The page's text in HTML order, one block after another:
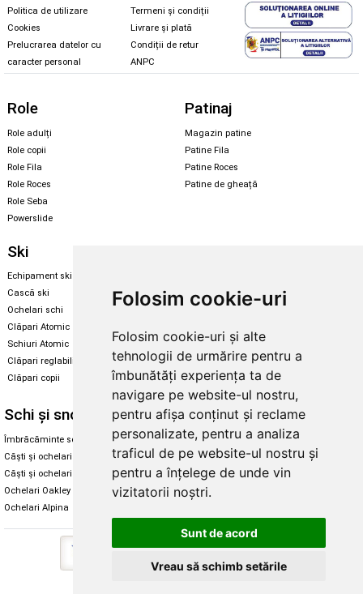
Folosim cookie-uri
Folosim cookie-uri și alte
tehnologii de urmărire pentru a
îmbunătăți experiența ta de
navigare pe website-ul nostru,
pentru afișa conținut și reclame
personalizate, pentru a analiza
traficul de pe website-ul nostru și
pentru a înțelege de unde vin
vizitatorii noștri.
Sunt de acord
Vreau să schimb setările
Politica de utilizare
Cookies
Prelucrarea datelor cu
caracter personal
Termeni și condiții
Livrare și plată
Condiții de retur
ANPC
Role
Role adulți
Role copii
Role Fila
Role Roces
Role Seba
Powerslide
Patinaj
Magazin patine
Patine Fila
Patine Roces
Patine de gheață
Ski
Echipament ski
Cască ski
Ochelari schi
Clăpari Atomic
Schiuri Atomic
Clăpari reglabili
Clăpari copii
Echipament snowboard
Skate & longboard
Santa Cruz
Enuff Skateboards
Schi și snowboard
Îmbrăcăminte schi și snowboard
Căști și ochelari de iarnă
Căști și ochelari Alpina
Ochelari Oakley
Ochelari Alpina
Diverse
Cum aleg rolele
Cum aleg ochelarii
Ochelari de soare Oakley
Ochelari de soare Alpina